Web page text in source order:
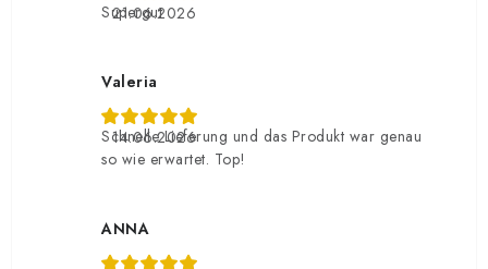
21.06.2026
Supergut
Valeria
14.06.2026
Schnelle Lieferung und das Produkt war genau
so wie erwartet. Top!
ANNA